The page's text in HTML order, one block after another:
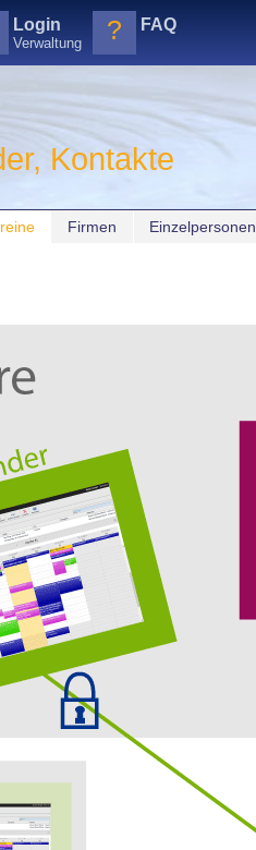
Login
Verwaltung ? FAQ
Kontakte
Firmen Einzelpersonen